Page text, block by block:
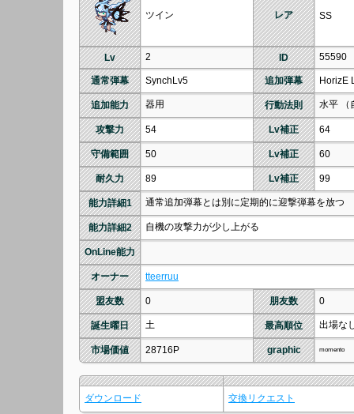
ツイン レア SS
Lv 2 ID 55590
通常弾幕 SynchLv5 追加弾幕 HorizE
追加能力 器用 行動法則 水平 （
攻撃力 54 Lv補正 64
守備範囲 50 Lv補正 60
耐久力 89 Lv補正 99
能力詳細1 通常追加弾幕とは別に定期的に迎撃弾幕を放つ
能力詳細2 自機の攻撃力が少し上がる
OnLine能力
オーナー tteerruu
盟友数 0 朋友数 0
誕生曜日 土 最高順位 出場な
市場価値 28716P graphic momento
ダウンロード 交換リクエスト